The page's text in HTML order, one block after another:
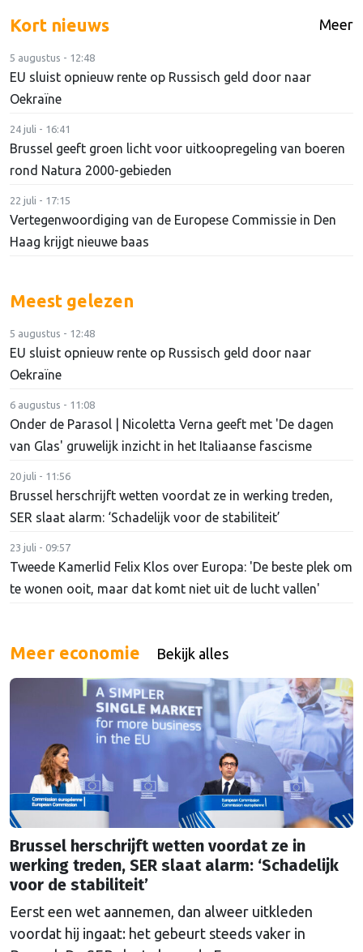
Kort nieuws Meer
5 augustus - 12:48
EU sluist opnieuw rente op Russisch geld door naar
Oekraïne
24 juli - 16:41
Brussel geeft groen licht voor uitkoopregeling van boeren
rond Natura 2000-gebieden
22 juli - 17:15
Vertegenwoordiging van de Europese Commissie in Den
Haag krijgt nieuwe baas
Meest gelezen
5 augustus - 12:48
EU sluist opnieuw rente op Russisch geld door naar
Oekraïne
6 augustus - 11:08
Onder de Parasol | Nicoletta Verna geeft met 'De dagen
van Glas' gruwelijk inzicht in het Italiaanse fascisme
20 juli - 11:56
Brussel herschrijft wetten voordat ze in werking treden,
SER slaat alarm: ‘Schadelijk voor de stabiliteit’
23 juli - 09:57
Tweede Kamerlid Felix Klos over Europa: 'De beste plek om
te wonen ooit, maar dat komt niet uit de lucht vallen'
Meer economie Bekijk alles
Brussel herschrijft wetten voordat ze in
werking treden, SER slaat alarm: ‘Schadelijk
voor de stabiliteit’
Eerst een wet aannemen, dan alweer uitkleden
voordat hij ingaat: het gebeurt steeds vaker in